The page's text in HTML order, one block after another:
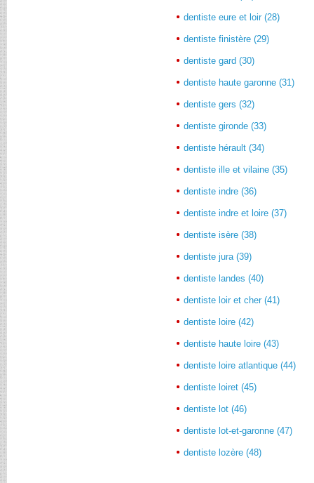
dentiste eure et loir (28)
dentiste finistère (29)
dentiste gard (30)
dentiste haute garonne (31)
dentiste gers (32)
dentiste gironde (33)
dentiste hérault (34)
dentiste ille et vilaine (35)
dentiste indre (36)
dentiste indre et loire (37)
dentiste isère (38)
dentiste jura (39)
dentiste landes (40)
dentiste loir et cher (41)
dentiste loire (42)
dentiste haute loire (43)
dentiste loire atlantique (44)
dentiste loiret (45)
dentiste lot (46)
dentiste lot-et-garonne (47)
dentiste lozère (48)